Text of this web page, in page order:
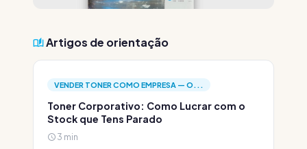
Artigos de orientação
VENDER TONER COMO EMPRESA — O...
Toner Corporativo: Como Lucrar com o
Stock que Tens Parado
3 min